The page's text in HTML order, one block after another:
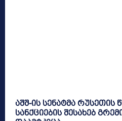
აშშ-ის სენატმა რუსეთის
სანქციების შესახებ